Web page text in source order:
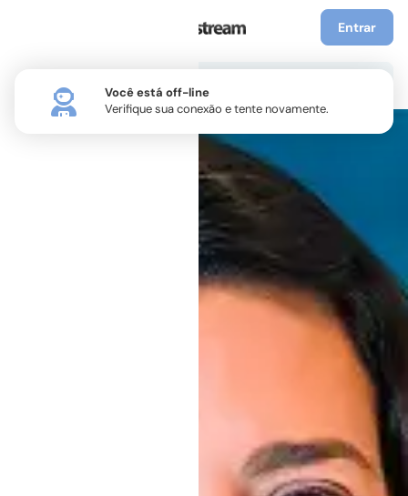
Entrar
Você está off-line
Verifique sua conexão e tente novamente.